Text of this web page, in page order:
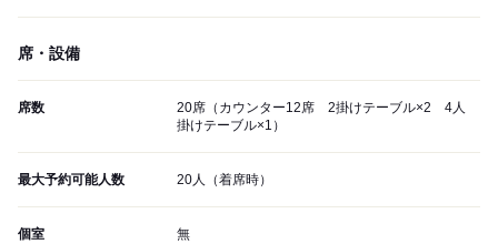
席・設備
席数
20席（カウンター12席 2掛けテーブル×2 4人
掛けテーブル×1）
最大予約可能人数 20人（着席時）
個室 無